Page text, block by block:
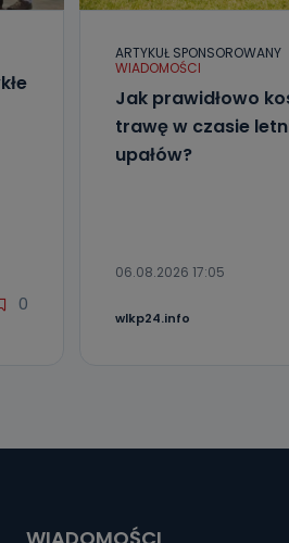
0
ARTYKUŁ SPONSOROWANY
WIADOMOŚCI
Jak prawidłowo
trawę w czasie
upałów?
06.08.2026 17:05
wlkp24.info